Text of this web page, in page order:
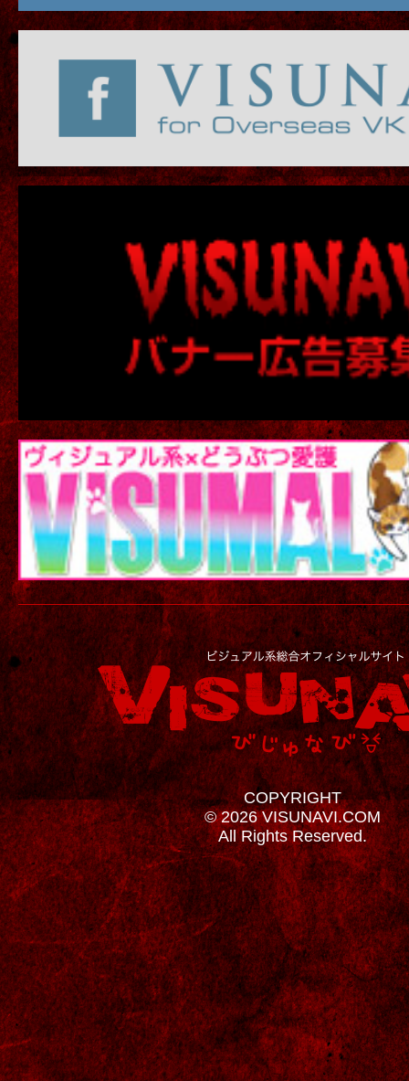
COPYRIGHT
© 2026 VISUNAVI.COM
All Rights Reserved.